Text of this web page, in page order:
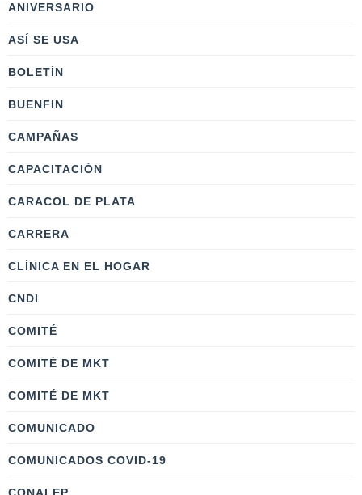
ANIVERSARIO
ASÍ SE USA
BOLETÍN
BUENFIN
CAMPAÑAS
CAPACITACIÓN
CARACOL DE PLATA
CARRERA
CLÍNICA EN EL HOGAR
CNDI
COMITÉ
COMITÉ DE MKT
COMITÉ DE MKT
COMUNICADO
COMUNICADOS COVID-19